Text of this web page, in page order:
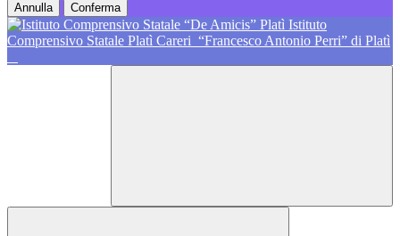
Annulla Conferma
Istituto
Comprensivo Statale Platì Careri “Francesco Antonio Perri” di Platì